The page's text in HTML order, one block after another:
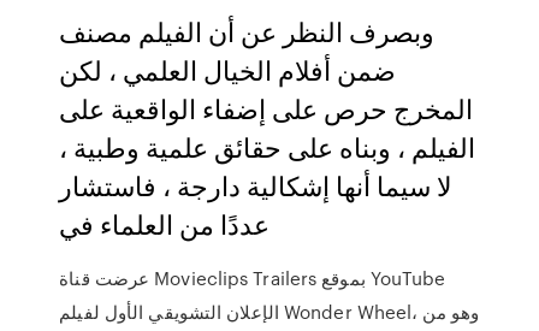
وبصرف النظر عن أن الفيلم مصنف
ضمن أفلام الخيال العلمي ، لكن
المخرج حرص على إضفاء الواقعية على
الفيلم ، وبناه على حقائق علمية وطبية ،
لا سيما أنها إشكالية دارجة ، فاستشار
عددًا من العلماء في
عرضت قناة Movieclips Trailers بموقع YouTube
الإعلان التشويقي الأول لفيلم Wonder Wheel، وهو من